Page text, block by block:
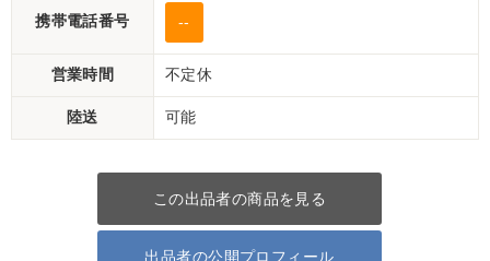
携帯電話番号 --
営業時間 不定休
陸送 可能
この出品者の商品を見る
出品者の公開プロフィール